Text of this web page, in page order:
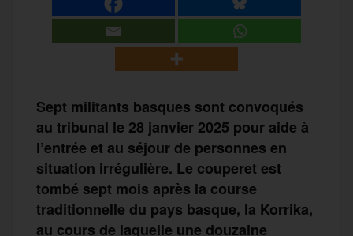
Sept militants basques sont convoqués
au tribunal le 28 janvier 2025 pour aide à
l’entrée et au séjour de personnes en
situation irrégulière. Le couperet est
tombé sept mois après la course
traditionnelle du pays basque, la Korrika,
au cours de laquelle une douzaine